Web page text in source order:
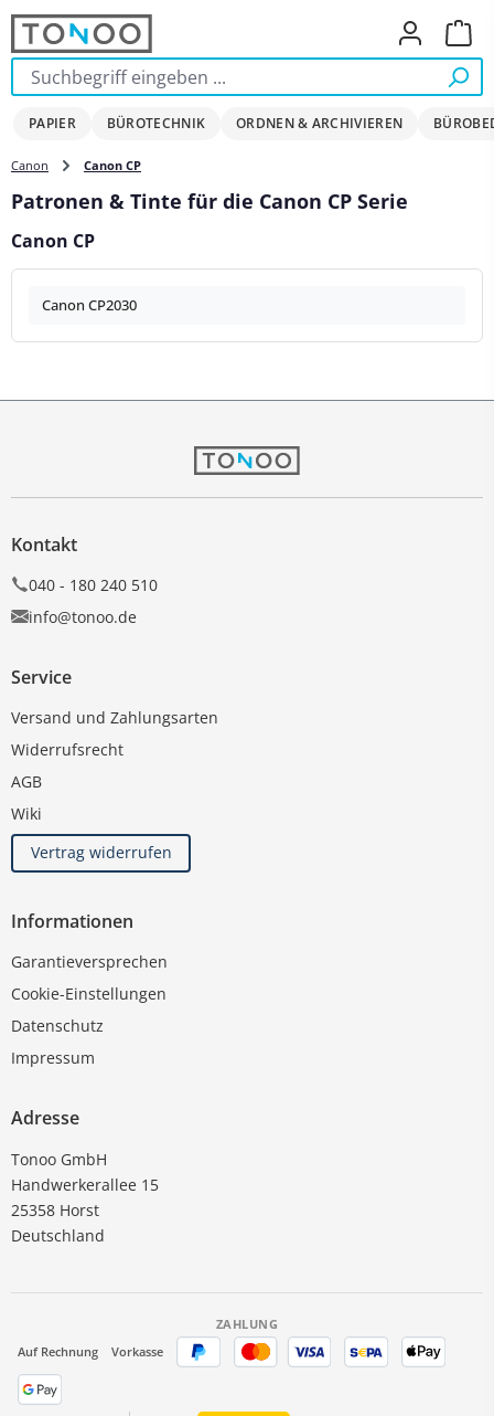
Zum Hauptinhalt springen
PAPIER BÜROTECHNIK ORDNEN & ARCHIVIEREN
Canon Canon CP
Patronen & Tinte für die Canon CP Serie
Canon CP
Canon CP2030
Kontakt
040 - 180 240 510
info@tonoo.de
Service
Versand und Zahlungsarten
Widerrufsrecht
AGB
Wiki
Vertrag widerrufen
Informationen
Garantieversprechen
Cookie-Einstellungen
Datenschutz
Impressum
Adresse
Tonoo GmbH
Handwerkerallee 15
25358 Horst
Deutschland
ZAHLUNG
Auf Rechnung
Vorkasse